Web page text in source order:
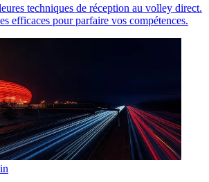
techniques de réception au volley direct.
efficaces pour parfaire vos compétences.